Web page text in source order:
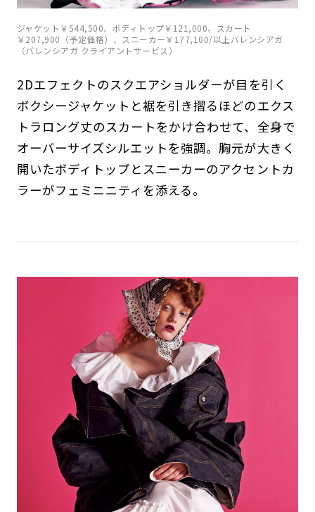
ジャケット￥544,500、ボディトップ￥121,000、スカート
￥207,900（予定価格）、スニーカー￥177,100/以上バレンシアガ
（バレンシアガ クライアントサービス）
2Dエフェクトのスクエアショルダーが目を引く
ボクシージャケットと裾を引き摺るほどのエクス
トラロング丈のスカートをかけ合わせて、全身で
オーバーサイズシルエットを強調。胸元が大きく
開いたボディトップとスニーカーのアクセントカ
ラーがフェミニニティを添える。